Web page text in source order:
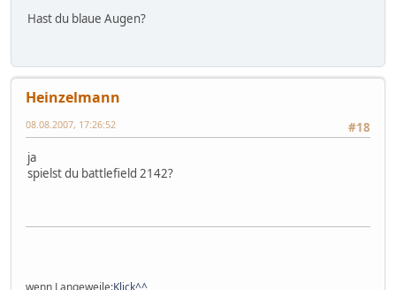
Hast du blaue Augen?
Heinzelmann
#18
08.08.2007, 17:26:52
ja
spielst du battlefield 2142?
wenn Langeweile:Klick^^